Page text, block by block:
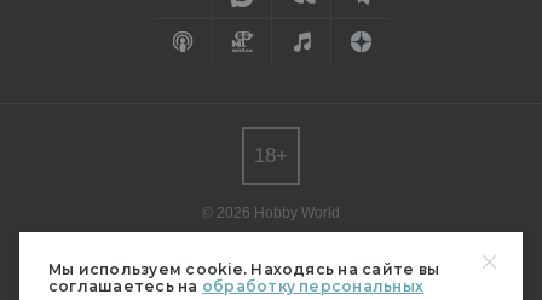
Мы используем cookie. Находясь на сайте вы
соглашаетесь на обработку персональных
© 2026 Hobby World
редакции.
Мнение авторов может не совпадать с мнением редакции.
18+